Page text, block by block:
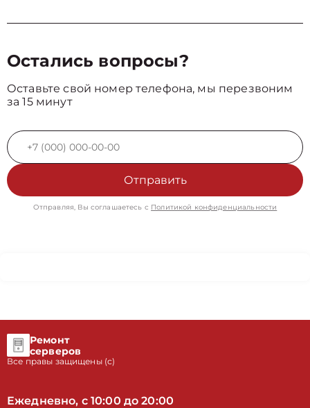
Остались вопросы?
Оставьте свой номер телефона, мы перезвоним
за 15 минут
Отправить
Отправляя, Вы соглашаетесь с Политикой конфиденциальности
Ремонт
серверов
Все правы защищены (с)
Ежедневно, с 10:00 до 20:00